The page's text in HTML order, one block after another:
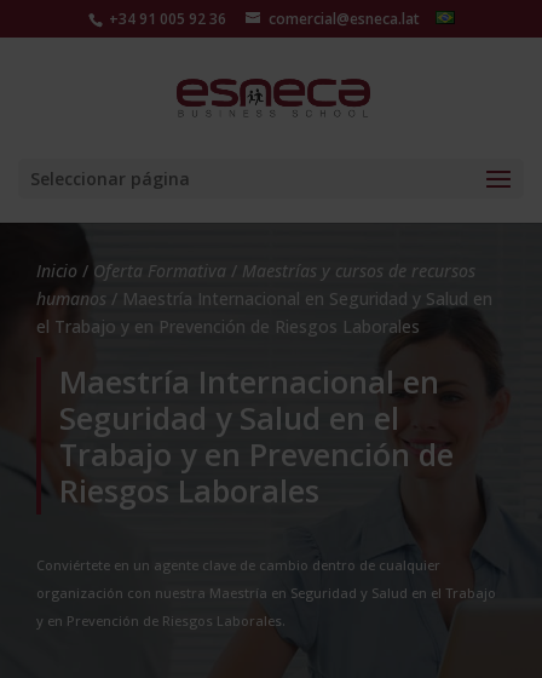
+34 91 005 92 36 comercial@esneca.lat
Seleccionar página
Inicio / Oferta Formativa / Maestrías y cursos de recursos
humanos / Maestría Internacional en Seguridad y Salud en
el Trabajo y en Prevención de Riesgos Laborales
Maestría Internacional en
Seguridad y Salud en el
Trabajo y en Prevención de
Riesgos Laborales
Conviértete en un agente clave de cambio dentro de cualquier
organización con nuestra Maestría en Seguridad y Salud en el Trabajo
y en Prevención de Riesgos Laborales.